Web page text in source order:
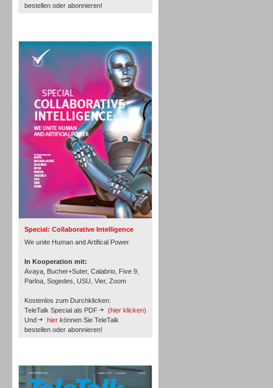
bestellen oder abonnieren!
Special: Collaborative Intelligence
We unite Human and Artifical Power.
In Kooperation mit:
Avaya, Bucher+Suter, Calabrio, Five 9,
Parloa, Sogedes, USU, Vier, Zoom
Kostenlos zum Durchklicken:
TeleTalk Special als PDF
(hier klicken)
Und
hier können Sie TeleTalk
bestellen oder abonnieren!
Personal
Inbound